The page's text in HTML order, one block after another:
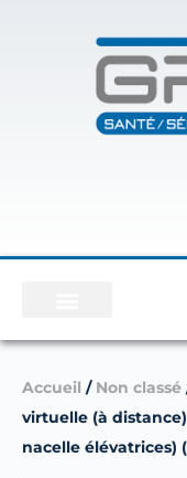
Accueil / Non classé
virtuelle (à
nacelle élévatrices)